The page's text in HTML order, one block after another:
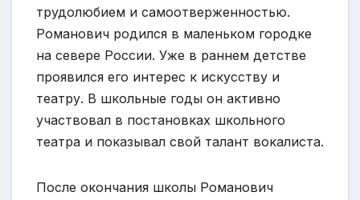
трудолюбием и самоотверженностью.
Романович родился в маленьком городке
на севере России. Уже в раннем детстве
проявился его интерес к искусству и
театру. В школьные годы он активно
участвовал в постановках школьного
театра и показывал свой талант вокалиста.
После окончания школы Романович